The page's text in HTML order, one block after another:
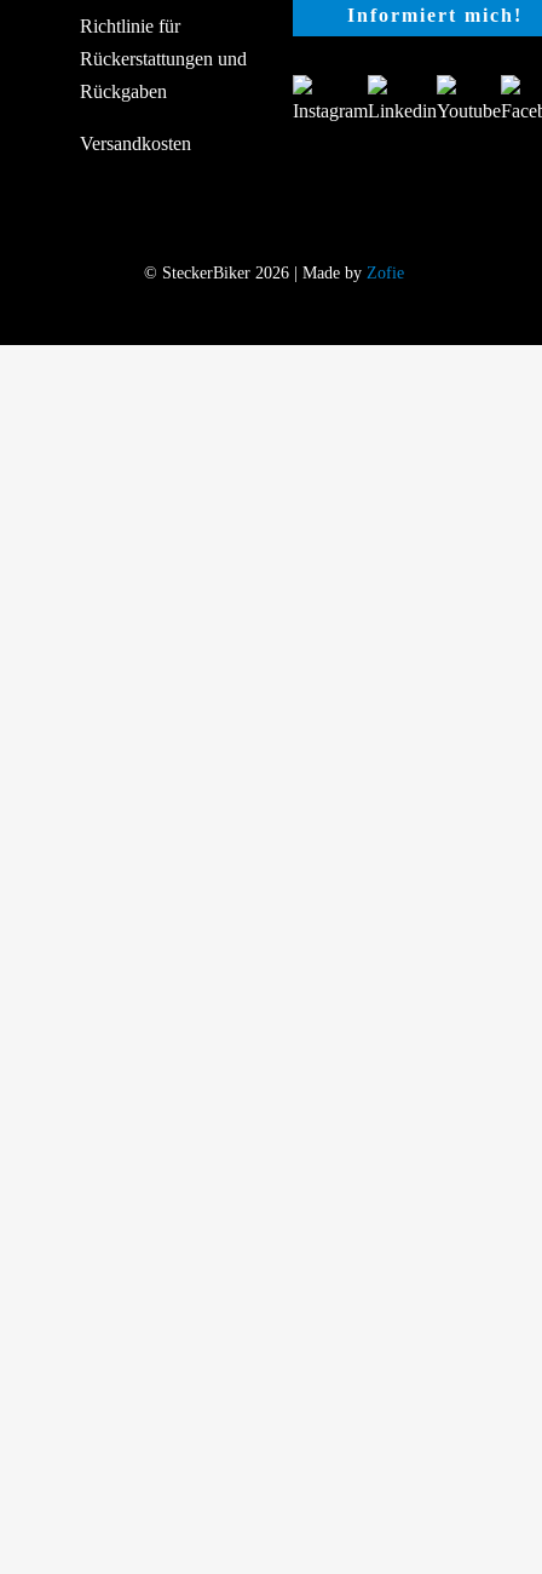
Richtlinie für
Rückerstattungen und
Rückgaben
Versandkosten
© SteckerBiker 2026 | Made by Zofie